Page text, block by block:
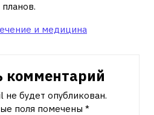
планов.
и медицина
комментарий
не будет опубликован.
поля помечены *